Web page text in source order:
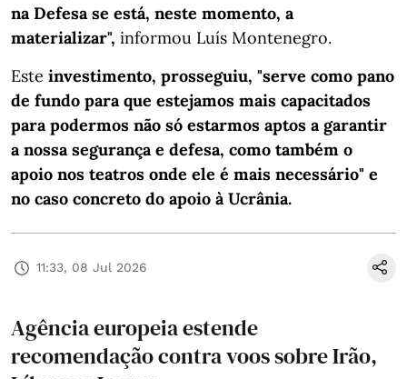
na Defesa se está, neste momento, a
materializar", informou Luís Montenegro.
Este investimento, prosseguiu, "serve como pano
de fundo para que estejamos mais capacitados
para podermos não só estarmos aptos a garantir
a nossa segurança e defesa, como também o
apoio nos teatros onde ele é mais necessário" e
no caso concreto do apoio à Ucrânia.
11:33, 08 Jul 2026
Agência europeia estende
recomendação contra voos sobre Irão,